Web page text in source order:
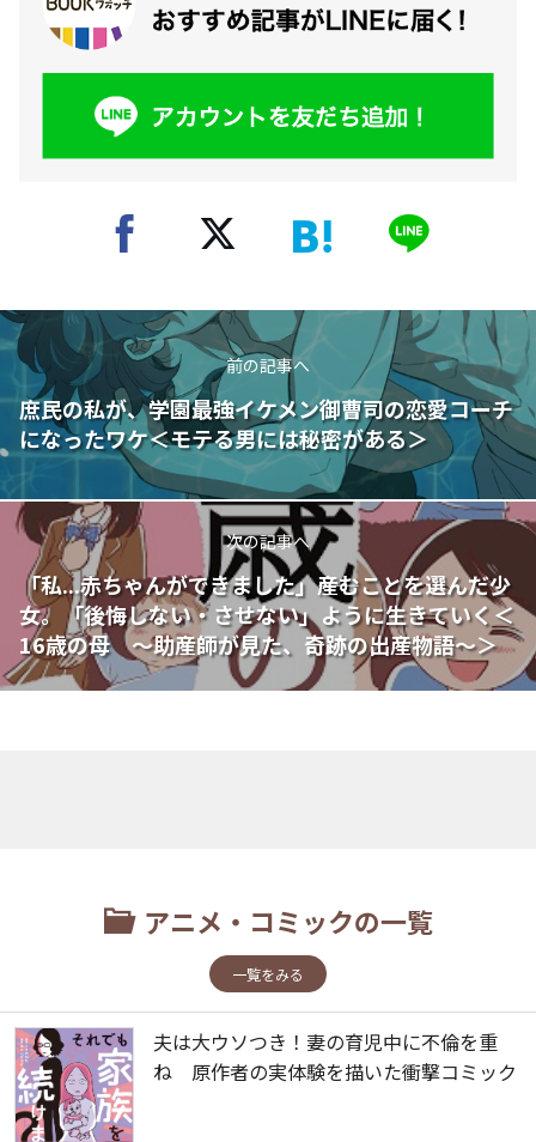
前の記事へ
庶民の私が、学園最強イケメン御曹司の恋愛コーチ
になったワケ＜モテる男には秘密がある＞
次の記事へ
「私...赤ちゃんができました」――産むことを選んだ少
女。「後悔しない・させない」ように生きていく＜
16歳の母 ～助産師が見た、奇跡の出産物語～＞
アニメ・コミックの一覧
一覧をみる
夫は大ウソつき！妻の育児中に不倫を重
ね 原作者の実体験を描いた衝撃コミック